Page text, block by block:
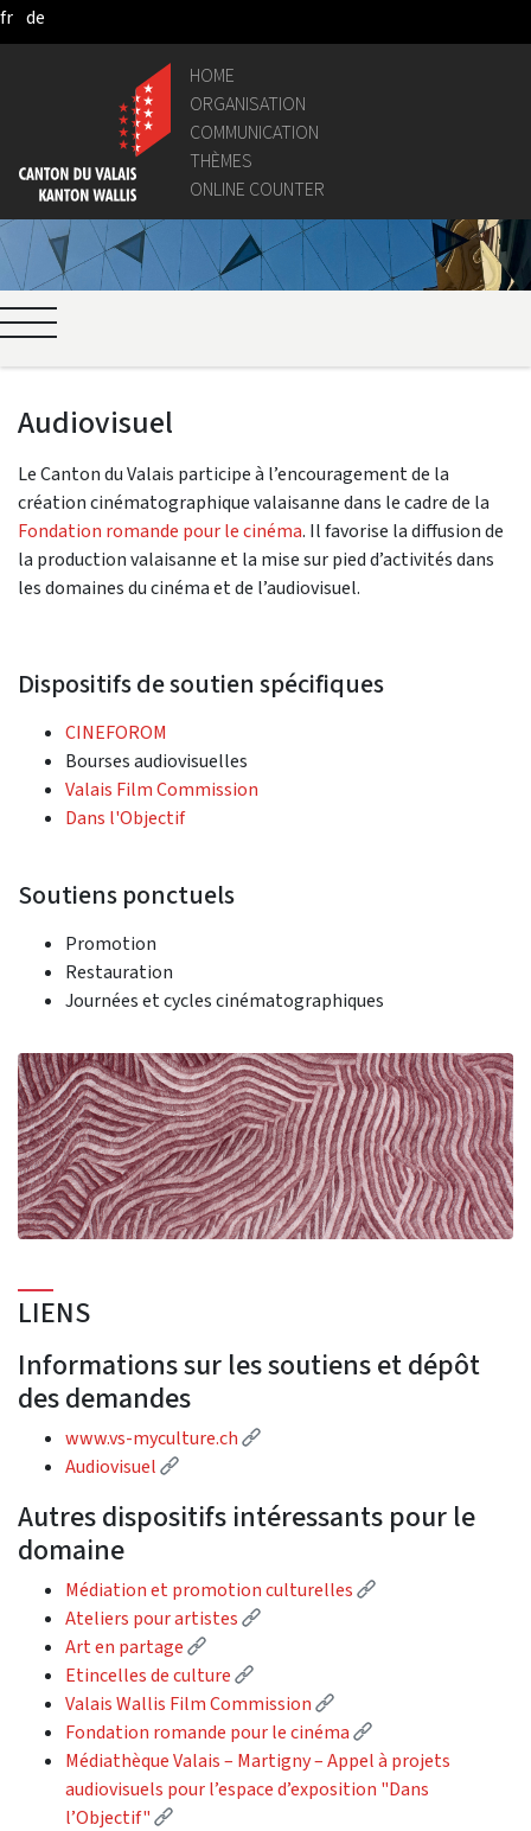
Skip to Main Content
fr de
HOME
ORGANISATION
COMMUNICATION
THÈMES
ONLINE COUNTER
Audiovisuel
Le Canton du Valais participe à l’encouragement de la
création cinématographique valaisanne dans le cadre de la
Fondation romande pour le cinéma. Il favorise la diffusion de
la production valaisanne et la mise sur pied d’activités dans
les domaines du cinéma et de l’audiovisuel.
Dispositifs de soutien spécifiques
CINEFOROM
Bourses audiovisuelles
Valais Film Commission
Dans l'Objectif
Soutiens ponctuels
Promotion
Restauration
Journées et cycles cinématographiques
LIENS
Informations sur les soutiens et dépôt
des demandes
www.vs-myculture.ch
(External link)
Audiovisuel
(External link)
Autres dispositifs intéressants pour le
domaine
Médiation et promotion culturelles
(External link)
Ateliers pour artistes
(External link)
Art en partage
(External link)
Etincelles de culture
(External link)
Valais Wallis Film Commission
(External link)
Fondation romande pour le cinéma
(External link)
Médiathèque Valais – Martigny – Appel à projets
audiovisuels pour l’espace d’exposition "Dans
l’Objectif"
(External link)